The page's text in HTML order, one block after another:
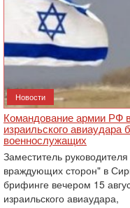
Новости
Командование армии РФ
израильского авиаудара
военнослужащих
Заместитель
враждующих сторон" в
брифинге вечером 15
израильского авиаудара,